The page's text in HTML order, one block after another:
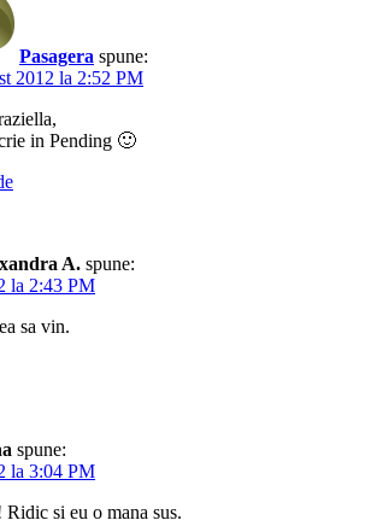
Pasagera spune:
2012 la 2:52 PM
in Pending 🙂
A. spune:
la 2:43 PM
sa vin.
spune:
la 3:04 PM
Ridic si eu o mana sus.